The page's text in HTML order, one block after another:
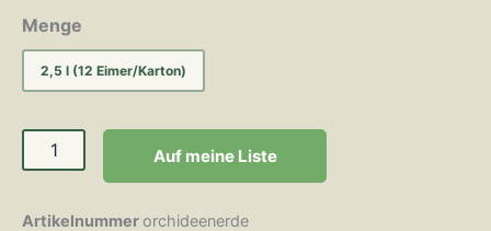
Menge
2,5 l (12 Eimer/Karton)
Auf meine Liste
Artikelnummer orchideenerde